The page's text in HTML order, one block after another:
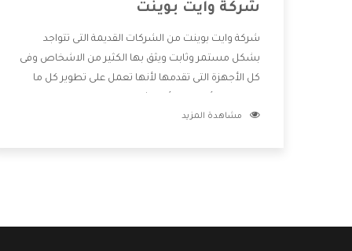
شركة وايت بوينت
شركة وايت بوينت من الشركات القديمة التى تتواجد
بشكل مستمر وثابت ويثق بها الكثير من الاشخاص وفى
كل الأجهزة التى تقدمها لأنها تعمل على تطوير كل ما
أفضل خدمات ما بعد البيع مع المنتجات وتقدم للعملاء
مشاهدة المزيد